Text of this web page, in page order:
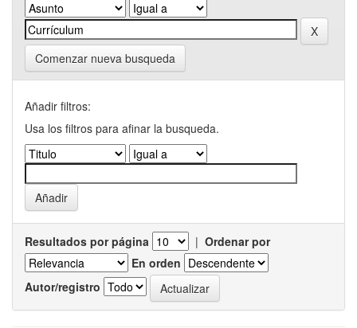
Comenzar nueva busqueda
Añadir filtros:
Usa los filtros para afinar la busqueda.
Resultados por página | Ordenar por
En orden
Autor/registro